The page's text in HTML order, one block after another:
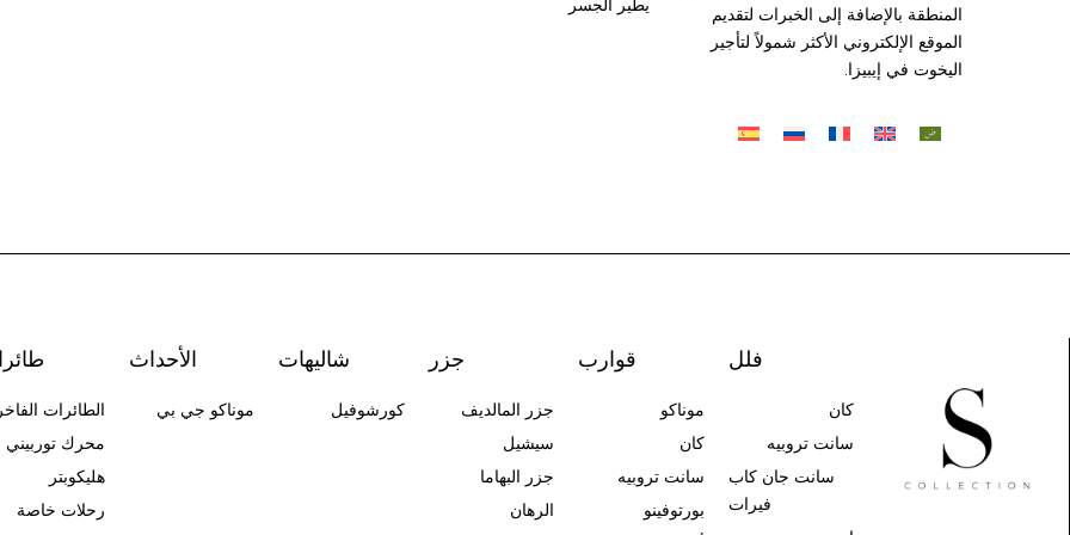
المنطقة بالإضافة إلى الخبرات لتقديم
الموقع الإلكتروني الأكثر شمولاً لتأجير
اليخوت في إيبيزا.
يطير الجسر
فلل
كان
سانت تروبيه
سانت جان كاب
فيرات
قوارب
موناكو
كان
سانت تروبيه
بورتوفينو
جزر
جزر المالديف
سيشيل
جزر البهاما
الرهان
شاليهات
كورشوفيل
الأحداث
موناكو جي بي
الطائرات
محرك توربيني
هليكوبتر
رحلات خاصة